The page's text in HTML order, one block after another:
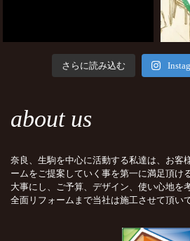
さらに読み込む
about us
奈良、生駒を中心に活動する私達は、お客
ームをご提案していく事を第一に満足頂け
大事にし、ご予算、デザイン、使い心地を
全面リフォームまで当社は施工させて頂い